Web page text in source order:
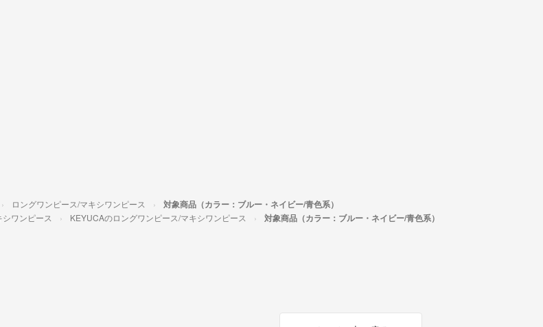
ロングワンピース/マキシワンピース 対象商品（カラー：ブルー・ネイビー/青色系）
ワンピース KEYUCAのロングワンピース/マキシワンピース 対象商品（カラー：ブルー・ネイビー/青色系）